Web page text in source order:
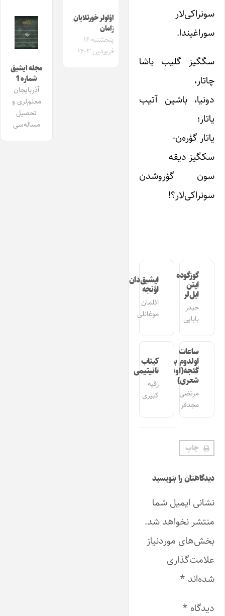
سونراکی‌لار
سوراغیندا.
سگگیز گلیب باشا
چاتار،
دونیا، باشین آتیب
یاتار؛
یاتار گؤره‌ن-
سکگیز دیقه
سون گؤروشدن
سونراکی‌لار؟!
گوزگوده
ایتن
ایل‌لر
حیدر
بابایی
ایشیق‌دان
اؤنجه
ائلمان
موغانلی
ساعات
اولدوم بیر
گئجه(اوشاق
شعری)
مرتضی
مجدفر
کیتاب
تانیتیمی
رقیه
کبیری
چاپ
دیدگاهتان را بنویسید
نشانی ایمیل شما
منتشر نخواهد شد.
بخش‌های موردنیاز
علامت‌گذاری
شده‌اند *
دیدگاه *
اؤلولر خورتلایان
زامان
پنجشنبه ۱۶
فروردین ۱۴۰۳
مجله ایشیق
شماره 1
آذربایجان
معلم‌لری و
تحصیل
مساله‌سی